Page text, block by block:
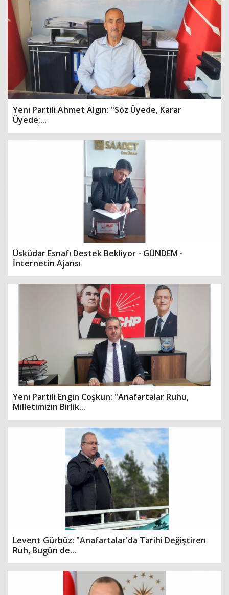
Yeni Partili Ahmet Algın: "Söz Üyede, Karar
Üyede;...
Üsküdar Esnafı Destek Bekliyor - GÜNDEM -
İnternetin Ajansı
Yeni Partili Engin Coşkun: "Anafartalar Ruhu,
Milletimizin Birlik...
Levent Gürbüz: "Anafartalar'da Tarihi Değiştiren
Ruh, Bugün de...